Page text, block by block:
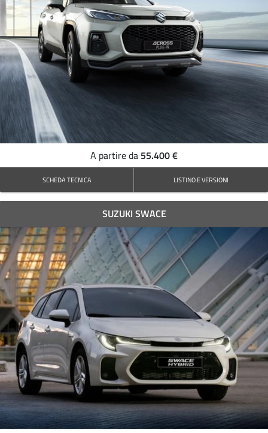
A partire da 55.400 €
SCHEDA TECNICA LISTINO E VERSIONI
SUZUKI SWACE